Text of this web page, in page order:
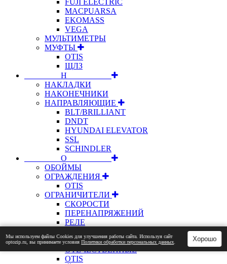
MACPUARSA
EKOMASS
VEGA
МУЛЬТИМЕТРЫ
МУФТЫ
OTIS
ЩЛЗ
⠀⠀⠀⠀⠀⠀Н⠀⠀⠀⠀⠀⠀⠀
НАКЛАДКИ
НАКОНЕЧНИКИ
НАПРАВЛЯЮЩИЕ
BLT/BRILLIANT
DNDT
HYUNDAI ELEVATOR
SSL
SCHINDLER
⠀⠀⠀⠀⠀⠀О⠀⠀⠀⠀⠀⠀⠀
ОБОЙМЫ
ОГРАЖДЕНИЯ
OTIS
ОГРАНИЧИТЕЛИ
СКОРОСТИ
ПЕРЕНАПРЯЖЕНИЙ
РЕЛЕ
ОСИ
ОТЕЧЕСТВЕННЫЕ
OTIS
Мы используем файлы Сookies для улучшения работы сайта. Используя сайт
optozip.ru, вы принимаете условияПолитики обработки персональных данных Хорошо